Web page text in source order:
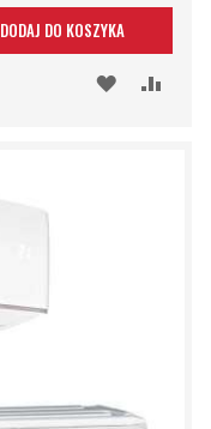
DODAJ DO KOSZYKA
DODAJ